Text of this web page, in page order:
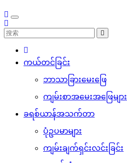
ကယ်တင်ခြင်း
ဘာသာခြားမေးဖြေ
ကျမ်းစာအမေးအဖြေများ
ခရစ်ယာန်အသက်တာ
ပုံဥပမာများ
ကျမ်းချက်ရှင်းလင်းခြင်း